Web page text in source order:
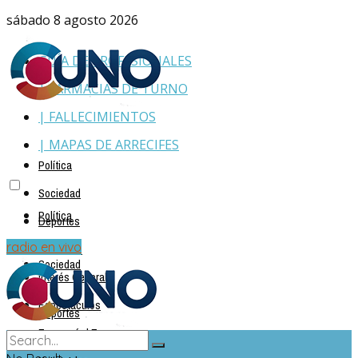
sábado 8 agosto 2026
GUÍA DE PROFESIONALES
| FARMACIAS DE TURNO
| FALLECIMIENTOS
| MAPAS DE ARRECIFES
Política
Sociedad
Deportes
Policiales
Interés General
Espectáculos
Economía | Empresas
Política
Sociedad
Deportes
radio en vivo